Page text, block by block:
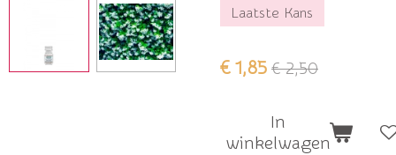
Laatste Kans
€ 1,85 € 2,50
In
winkelwagen